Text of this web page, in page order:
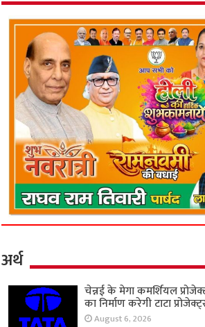
अर्थ
चेन्नई के मेगा कमर्शियल
का निर्माण करेगी टाटा
August 6, 2026